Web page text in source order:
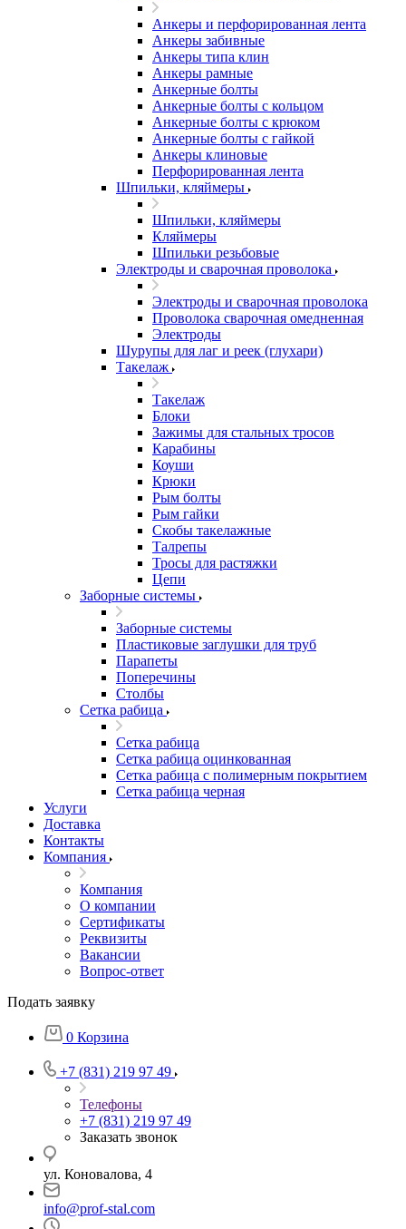
Анкеры и перфорированная лента
Анкеры забивные
Анкеры типа клин
Анкеры рамные
Анкерные болты
Анкерные болты с кольцом
Анкерные болты с крюком
Анкерные болты с гайкой
Анкеры клиновые
Перфорированная лента
Шпильки, кляймеры
Шпильки, кляймеры
Кляймеры
Шпильки резьбовые
Электроды и сварочная проволока
Электроды и сварочная проволока
Проволока сварочная омедненная
Электроды
Шурупы для лаг и реек (глухари)
Такелаж
Такелаж
Блоки
Зажимы для стальных тросов
Карабины
Коуши
Крюки
Рым болты
Рым гайки
Скобы такелажные
Талрепы
Тросы для растяжки
Цепи
Заборные системы
Заборные системы
Пластиковые заглушки для труб
Парапеты
Поперечины
Столбы
Сетка рабица
Сетка рабица
Сетка рабица оцинкованная
Сетка рабица с полимерным покрытием
Сетка рабица черная
Услуги
Доставка
Контакты
Компания
Компания
О компании
Сертификаты
Реквизиты
Вакансии
Вопрос-ответ
Подать заявку
0 Корзина
+7 (831) 219 97 49
Телефоны
+7 (831) 219 97 49
Заказать звонок
ул. Коновалова, 4
info@prof-stal.com